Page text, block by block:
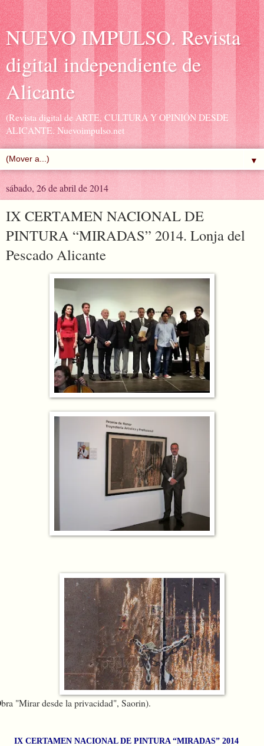
NUEVO IMPULSO. Revista
digital independiente de
Alicante
(Revista digital de ARTE, CULTURA Y OPINIÓN DESDE
ALICANTE. Nuevoimpulso.net
▼
sábado, 26 de abril de 2014
IX CERTAMEN NACIONAL DE
PINTURA “MIRADAS” 2014. Lonja del
Pescado Alicante
"Mirar desde la privacidad", Saorin).
IX CERTAMEN NACIONAL DE PINTURA “MIRADAS” 2014